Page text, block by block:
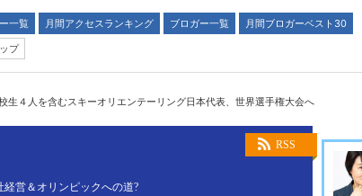
一覧 月間アクセスランキング ブロガー一覧
月間ブロガーベスト30
プ
生４人を含むスキーオリエンテーリング日本代表、世界選手権大会へ
RSS
営＆オリンピックへの道?